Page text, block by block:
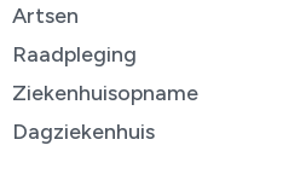
Artsen
Raadpleging
Ziekenhuisopname
Dagziekenhuis